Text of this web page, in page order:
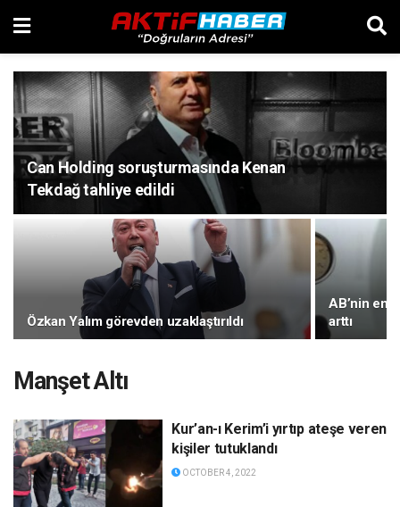
Can Holding soruşturmasında Kenan
Tekdağ tahliye edildi
Özkan Yalım görevden uzaklaştırıldı
AB’nin
arttı
Manşet Altı
Kur’an-ı Kerim’i yırtıp ateşe veren
kişiler tutuklandı
OCTOBER 4, 2022